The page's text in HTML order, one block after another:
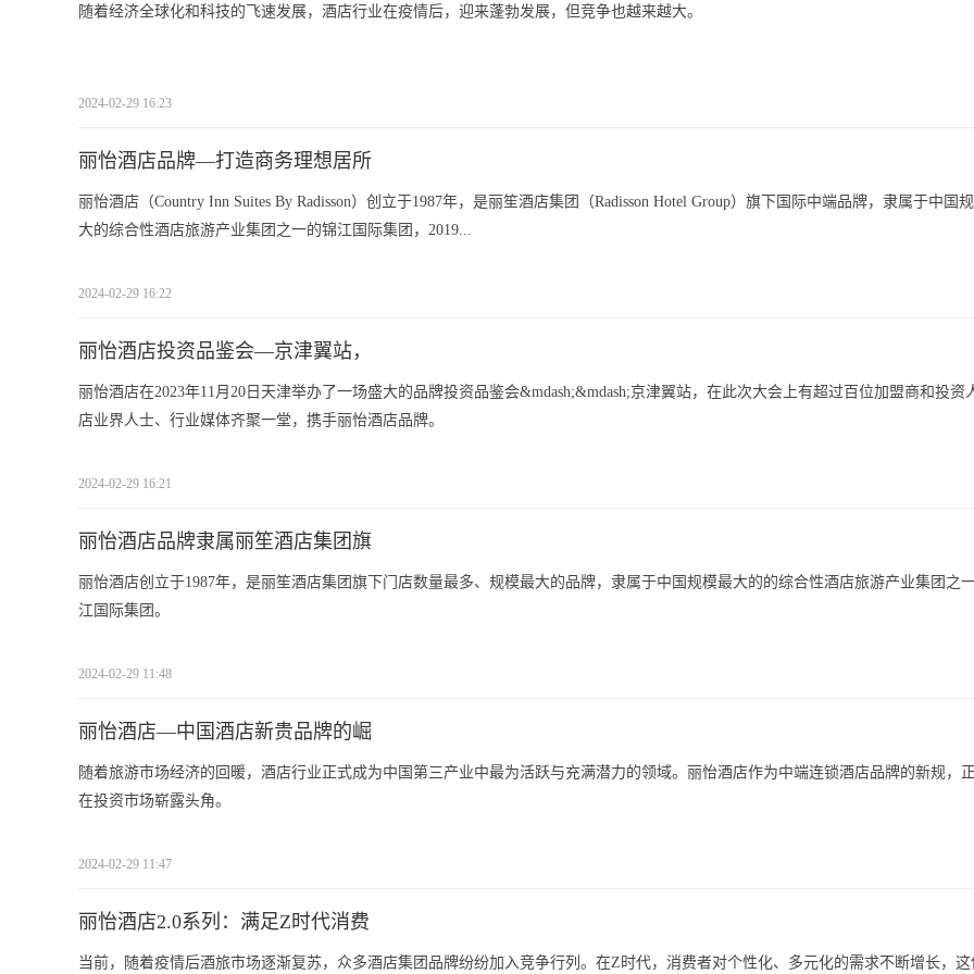
随着经济全球化和科技的飞速发展，酒店行业在疫情后，迎来蓬勃发展，但竞争也越来越大。
2024-02-29 16:23
丽怡酒店品牌—打造商务理想居所
丽怡酒店（Country Inn Suites By Radisson）创立于1987年，是丽笙酒店集团（Radisson Hotel Group）旗下国际中端品牌，隶属于中国
大的综合性酒店旅游产业集团之一的锦江国际集团，2019...
2024-02-29 16:22
丽怡酒店投资品鉴会—京津翼站，
丽怡酒店在2023年11月20日天津举办了一场盛大的品牌投资品鉴会&mdash;&mdash;京津翼站，在此次大会上有超过百位加盟商和投资
店业界人士、行业媒体齐聚一堂，携手丽怡酒店品牌。
2024-02-29 16:21
丽怡酒店品牌隶属丽笙酒店集团旗
丽怡酒店创立于1987年，是丽笙酒店集团旗下门店数量最多、规模最大的品牌，隶属于中国规模最大的的综合性酒店旅游产业集团之
江国际集团。
2024-02-29 11:48
丽怡酒店—中国酒店新贵品牌的崛
随着旅游市场经济的回暖，酒店行业正式成为中国第三产业中最为活跃与充满潜力的领域。丽怡酒店作为中端连锁酒店品牌的新规，
在投资市场崭露头角。
2024-02-29 11:47
丽怡酒店2.0系列：满足Z时代消费
当前，随着疫情后酒旅市场逐渐复苏，众多酒店集团品牌纷纷加入竞争行列。在Z时代，消费者对个性化、多元化的需求不断增长，这